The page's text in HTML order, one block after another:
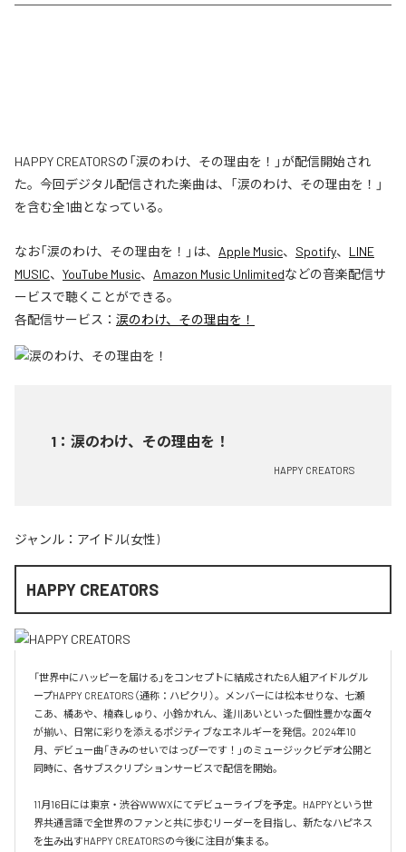
HAPPY CREATORSの「涙のわけ、その理由を！」が配信開始され
た。今回デジタル配信された楽曲は、「涙のわけ、その理由を！」
を含む全1曲となっている。
なお「涙のわけ、その理由を！ 」は、 Apple Music、 Spotify、 LINE
MUSIC、 YouTube Music、 Amazon Music Unlimitedなどの音楽配信サ
ービスで聴くことができる。
各配信サービス： 涙のわけ、その理由を！
1 ： 涙のわけ、その理由を！
HAPPY CREATORS
ジャンル： アイドル(女性)
HAPPY CREATORS
「世界中にハッピーを届ける」をコンセプトに結成された6人組アイドルグル
ープHAPPY CREATORS（通称：ハピクリ）。メンバーには松本せりな、七瀬
こあ、橘あや、楠森しゅり、小鈴かれん、逢川あいといった個性豊かな面々
が揃い、日常に彩りを添えるポジティブなエネルギーを発信。2024年10
月、デビュー曲「きみのせいではっぴーです！」のミュージックビデオ公開と
同時に、各サブスクリプションサービスで配信を開始。
11月16日には東京・渋谷WWWXにてデビューライブを予定。HAPPYという世
界共通言語で全世界のファンと共に歩むリーダーを目指し、新たなハピネス
を生み出すHAPPY CREATORSの今後に注目が集まる。